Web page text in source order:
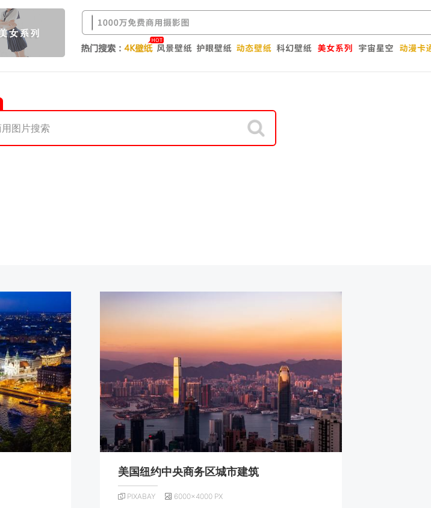
美国纽约中央商务区城市建筑
PIXABAY 6000×4000 PX